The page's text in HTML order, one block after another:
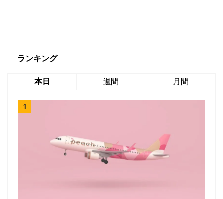
ランキング
本日 週間 月間